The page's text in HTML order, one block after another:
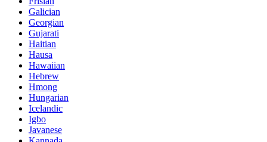
Galician
Georgian
Gujarati
Haitian
Hausa
Hawaiian
Hebrew
Hmong
Hungarian
Icelandic
Igbo
Javanese